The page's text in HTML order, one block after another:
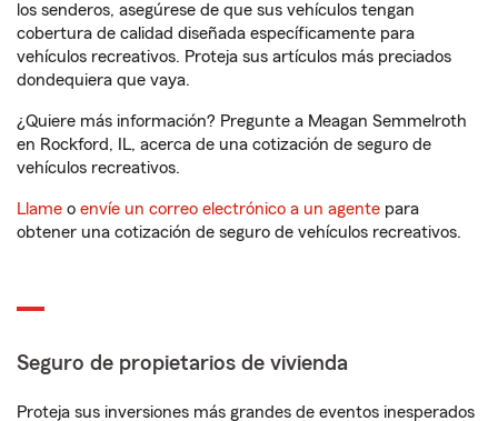
los senderos, asegúrese de que sus vehículos tengan
cobertura de calidad diseñada específicamente para
vehículos recreativos. Proteja sus artículos más preciados
dondequiera que vaya.
¿Quiere más información? Pregunte a Meagan Semmelroth
en Rockford, IL, acerca de una cotización de seguro de
vehículos recreativos.
Llame o envíe un correo electrónico a un agente para
obtener una cotización de seguro de vehículos recreativos.
Seguro de propietarios de vivienda
Proteja sus inversiones más grandes de eventos inesperados